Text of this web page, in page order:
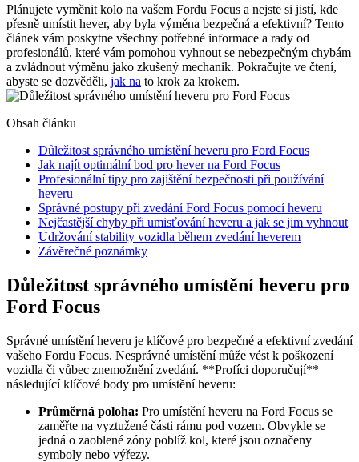
Plánujete vyměnit kolo na vašem Fordu Focus a nejste si jistí, kde
přesně umístit hever, aby byla výměna bezpečná a efektivní? Tento
článek vám poskytne všechny potřebné informace a rady od
profesionálů, které vám pomohou vyhnout se nebezpečným chybám
a zvládnout výměnu jako zkušený mechanik. Pokračujte ve čtení,
abyste se dozvěděli, jak na to krok za krokem.
Obsah článku
Důležitost správného umístění heveru pro Ford Focus
Jak najít optimální bod pro hever na Ford Focus
Profesionální tipy pro zajištění bezpečnosti při používání
heveru
Správné postupy při zvedání Ford Focus pomocí heveru
Nejčastější chyby při umisťování heveru a jak se jim vyhnout
Udržování stability vozidla během zvedání heverem
Závěrečné poznámky
Důležitost správného umístění heveru pro
Ford Focus
Správné umístění heveru je klíčové pro bezpečné a efektivní zvedání
vašeho Fordu Focus. Nesprávné umístění může vést k poškození
vozidla či vůbec znemožnění zvedání. **Profíci doporučují**
následující klíčové body pro umístění heveru:
Průměrná poloha: Pro umístění heveru na Ford Focus se
zaměřte na vyztužené části rámu pod vozem. Obvykle se
jedná o zaoblené zóny poblíž kol, které jsou označeny
symboly nebo výřezy.